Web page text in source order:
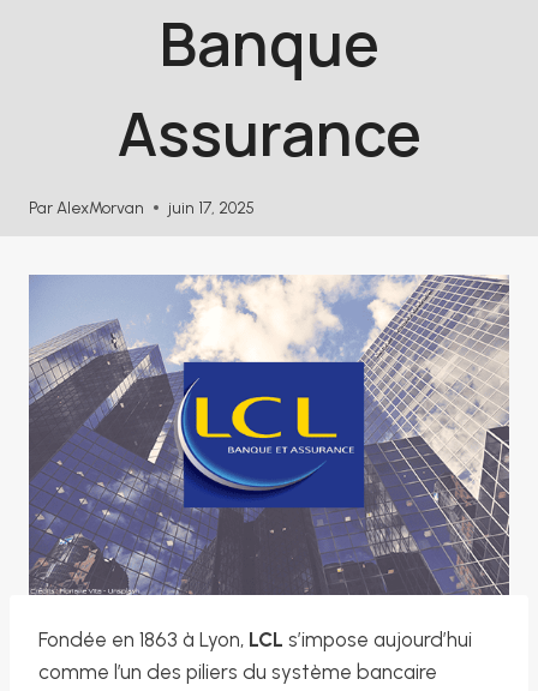
Banque
Assurance
Par AlexMorvan juin 17, 2025
Fondée en 1863 à Lyon, LCL s’impose aujourd’hui
comme l’un des piliers du système bancaire